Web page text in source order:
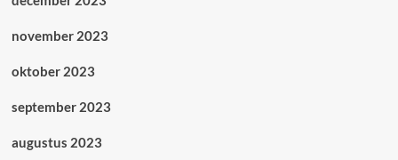
november 2023
oktober 2023
september 2023
augustus 2023